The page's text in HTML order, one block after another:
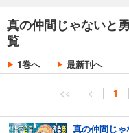
真の仲間じゃないと
覧
1巻へ 最新刊へ
<< < 1